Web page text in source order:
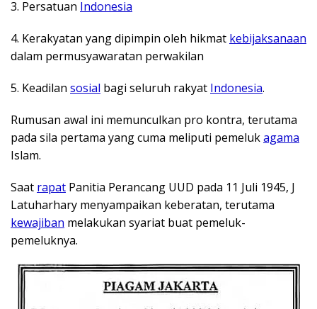
3. Persatuan Indonesia
4. Kerakyatan yang dipimpin oleh hikmat kebijaksanaan
dalam permusyawaratan perwakilan
5. Keadilan sosial bagi seluruh rakyat Indonesia.
Rumusan awal ini memunculkan pro kontra, terutama
pada sila pertama yang cuma meliputi pemelukagama
Islam.
Saat rapat Panitia Perancang UUD pada 11 Juli 1945, J
Latuharhary menyampaikan keberatan, terutama
kewajiban melakukan syariat buat pemeluk-
pemeluknya.